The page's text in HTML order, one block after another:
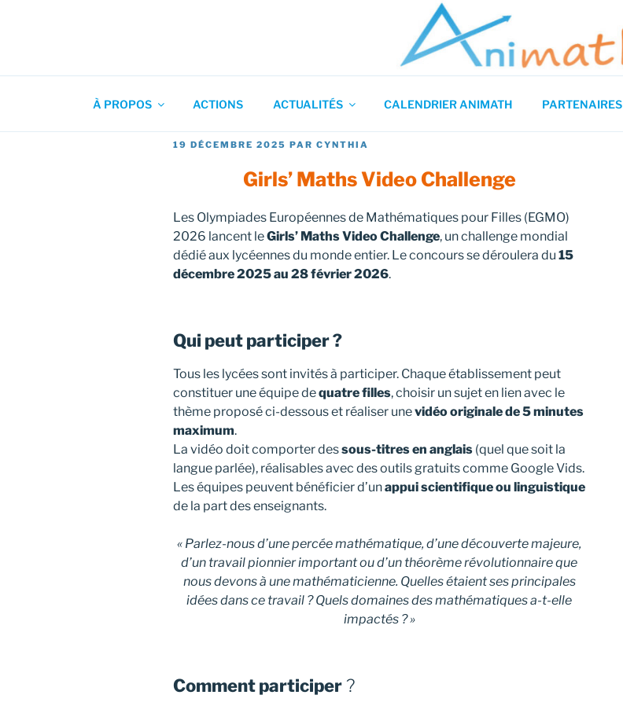
Association pour l'Animation en Mathématiques
À PROPOS ACTIONS ACTUALITÉS CALENDRIER ANIMATH PARTENAIRES
PUBLIÉ
19 DÉCEMBRE 2025 PAR CYNTHIA
Girls’ Maths Video Challenge
Les Olympiades Européennes de Mathématiques pour Filles (EGMO)
2026 lancent leGirls’ Maths Video Challenge, un challenge mondial
dédié aux lycéennes du monde entier. Le concours se déroulera du 15
décembre 2025 au 28 février 2026.
Qui peut participer ?
Tous les lycées sont invités à participer. Chaque établissement peut
constituer une équipe dequatre filles, choisir un sujet en lien avec le
thème proposé ci-dessous et réaliser unevidéo originale de 5 minutes
maximum.
La vidéo doit comporter dessous-titres en anglais (quel que soit la
langue parlée), réalisables avec des outils gratuits comme Google Vids.
Les équipes peuvent bénéficier d’unappui scientifique ou linguistique
de la part des enseignants.
« Parlez-nous d’une percée mathématique, d’une découverte majeure,
d’un travail pionnier important ou d’un théorème révolutionnaire que
nous devons à une mathématicienne. Quelles étaient ses principales
idées dans ce travail ? Quels domaines des mathématiques a-t-elle
impactés ? »
Comment participer?